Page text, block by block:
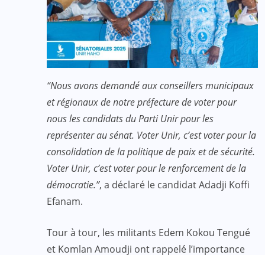
“Nous avons demandé aux conseillers municipaux
et régionaux de notre préfecture de voter pour
nous les candidats du Parti Unir pour les
représenter au sénat. Voter Unir, c’est voter pour la
consolidation de la politique de paix et de sécurité.
Voter Unir, c’est voter pour le renforcement de la
démocratie.”, a déclaré le candidat Adadji Koffi
Efanam.
Tour à tour, les militants Edem Kokou Tengué
et Komlan Amoudji ont rappelé l’importance